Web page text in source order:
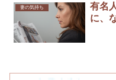
妻の気持ち
有名
に、